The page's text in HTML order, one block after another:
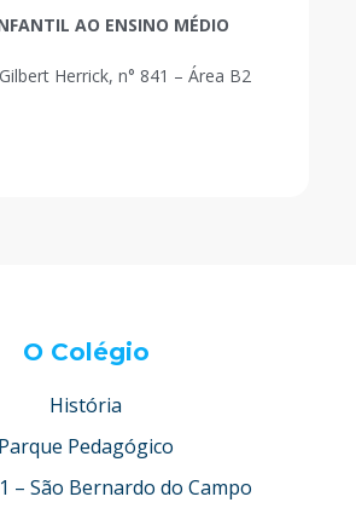
AO ENSINO MÉDIO
Herrick, n° 841 – Área B2
O Colégio
História
Parque Pedagógico
– São Bernardo do Campo